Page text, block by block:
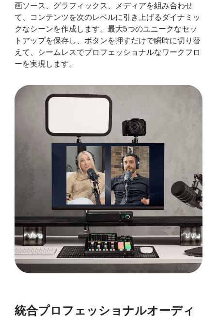
画ソース、グラフィックス、メディアを組み合わせ
て、コンテンツを次のレベルに引き上げるダイナミッ
クなシーンを作成します。最大5つのユニークなセッ
トアップを保存し、ボタンを押すだけで瞬時に切り替
えて、シームレスでプロフェッショナルなワークフロ
ーを実現します。
統合プロフェッショナルオーディ